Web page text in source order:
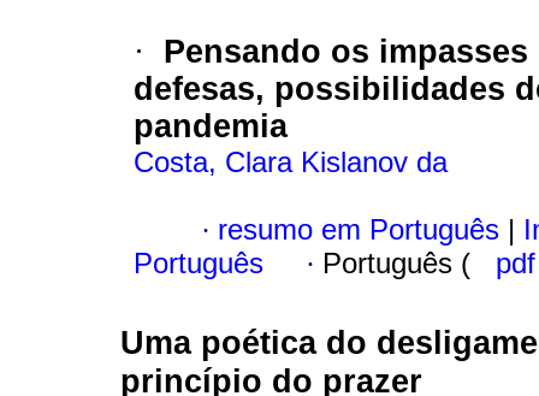
·
Pensando os
defesas, possibilidades
pandemia
Costa, Clara Kislanov da
· resumo em Português |
Português
· Português (
Uma poética do
princípio do prazer